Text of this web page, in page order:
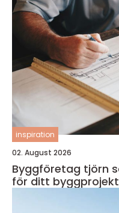
inspiration
02. August 2026
Byggföretag tjörn så väljer du rätt partner
för ditt byggprojekt